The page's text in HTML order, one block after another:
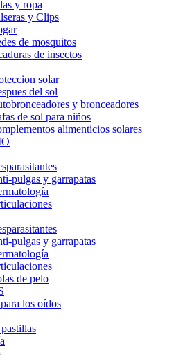
y ropa
y Clips
de mosquitos
de insectos
solar
del sol
y bronceadores
de sol para niños
alimenticios solares
pulgas y garrapatas
pulgas y garrapatas
de pelo
los oídos